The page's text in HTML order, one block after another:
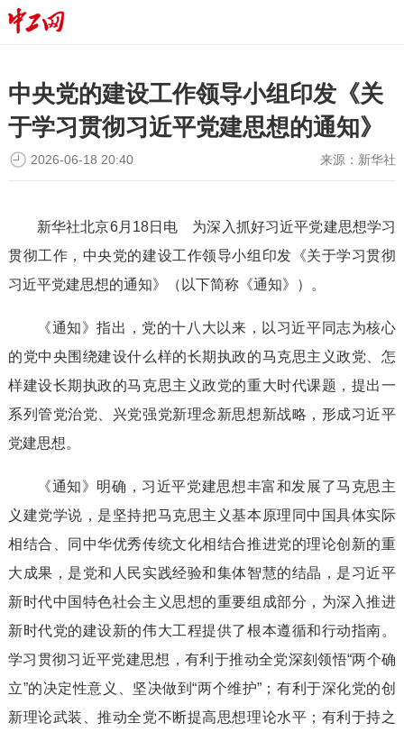
中央党的建设工作领导小组印发《关
于学习贯彻习近平党建思想的通知》
来源： 新华社
2026-06-18 20:40
新华社北京6月18日电 为深入抓好习近平党建思想学习
贯彻工作，中央党的建设工作领导小组印发《关于学习贯彻
习近平党建思想的通知》（以下简称《通知》）。
《通知》指出，党的十八大以来，以习近平同志为核心
的党中央围绕建设什么样的长期执政的马克思主义政党、怎
样建设长期执政的马克思主义政党的重大时代课题，提出一
系列管党治党、兴党强党新理念新思想新战略，形成习近平
党建思想。
《通知》明确，习近平党建思想丰富和发展了马克思主
义建党学说，是坚持把马克思主义基本原理同中国具体实际
相结合、同中华优秀传统文化相结合推进党的理论创新的重
大成果，是党和人民实践经验和集体智慧的结晶，是习近平
新时代中国特色社会主义思想的重要组成部分，为深入推进
新时代党的建设新的伟大工程提供了根本遵循和行动指南。
学习贯彻习近平党建思想，有利于推动全党深刻领悟“两个确
立”的决定性意义、坚决做到“两个维护”；有利于深化党的创
新理论武装、推动全党不断提高思想理论水平；有利于持之